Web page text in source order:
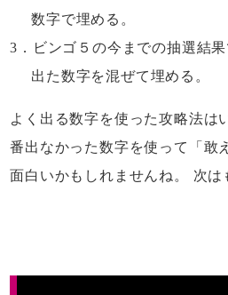
数字で埋める。
ビンゴ５の今までの抽選結
出た数字を混ぜて埋める。
よく出る数字を使った攻略法は
番出なかった数字を使って「敢
面白いかもしれませんね。 次は